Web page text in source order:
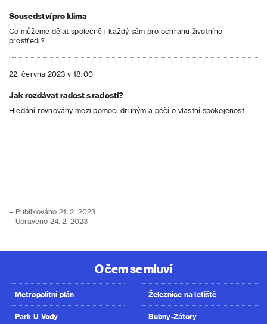
Sousedství pro klima
Co můžeme dělat společně i každý sám pro ochranu životního
prostředí?
22. června 2023 v 18.00
Jak rozdávat radost s radostí?
Hledání rovnováhy mezi pomoci druhým a péčí o vlastní spokojenost.
– Publikováno 21. 2. 2023
– Upraveno 24. 2. 2023
O čem se mluví
Metropolitní plán
Park U Vody
Železnice na letiště
Bubny-Zátory